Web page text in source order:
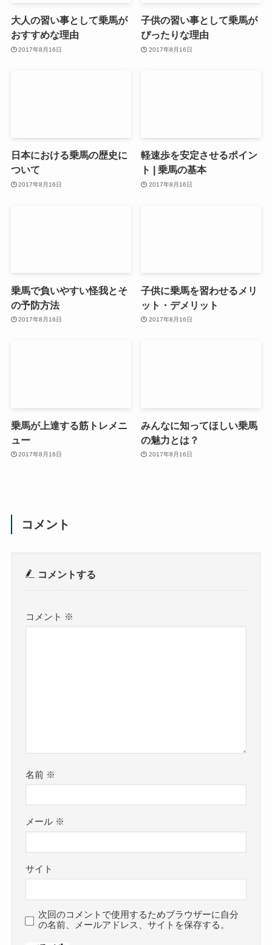
大人の習い事として乗馬が
おすすめな理由
2017年8月16日
子供の習い事として乗馬が
ぴったりな理由
2017年8月16日
日本における乗馬の歴史に
ついて
2017年8月16日
軽速歩を安定させるポイン
ト | 乗馬の基本
2017年8月16日
乗馬で負いやすい怪我とそ
の予防方法
2017年8月16日
子供に乗馬を習わせるメリ
ット・デメリット
2017年8月16日
乗馬が上達する筋トレメニ
ュー
2017年8月16日
みんなに知ってほしい乗馬
の魅力とは？
2017年8月16日
コメント
コメントする
コメント ※
名前 ※
メール ※
サイト
次回のコメントで使用するためブラウザーに自分
の名前、メールアドレス、サイトを保存する。